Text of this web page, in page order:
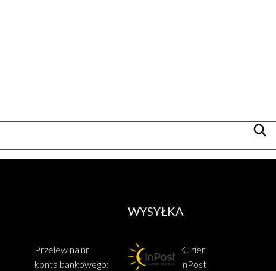
Przelew na nr
konta bankowego:
WYSYŁKA
Kurier
InPost